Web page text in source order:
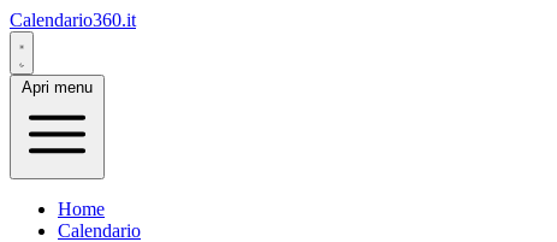
Calendario360.it
Apri menu
Home
Calendario